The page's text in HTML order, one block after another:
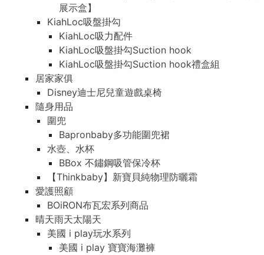
展示盒】
KiahLoc吸盤掛勾
KiahLoc吸力配件
KiahLoc吸盤掛勾Suction hook
KiahLoc吸盤掛勾Suction hook禮盒組
居家家俱
Disney迪士尼兒童遊戲桌椅
隨身用品
圍兜
Bapronbaby多功能圍兜裙
水壺、水杯
BBox 不鏽鋼吸管保冷杯
【Thinkbaby】新寶貝純物理防曬霜
愛護照顧
BOiRON布瓦宏系列商品
晴天雨天太陽天
美國 i play玩水系列
美國 i play 寶寶海灘褲